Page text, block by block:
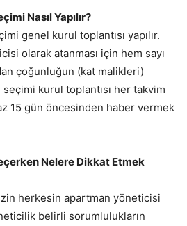
Nasıl Yapılır?
genel kurul toplantısı yapılır.
olarak atanması için hem sayı
çoğunluğun (kat malikleri)
kurul toplantısı her takvim
15 gün öncesinden haber vermek
Nelere Dikkat Etmek
herkesin apartman yöneticisi
belirli sorumlulukların